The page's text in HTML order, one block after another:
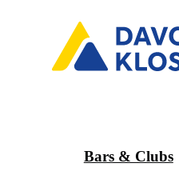
Bars & Clubs